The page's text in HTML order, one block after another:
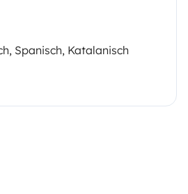
Spanisch, Katalanisch